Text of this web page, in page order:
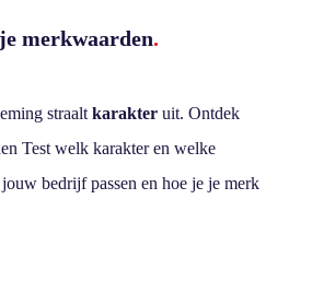
merkwaarden.
straalt karakteruit. Ontdek
Test welk karakter en welke
bedrijf passen en hoe je je merk